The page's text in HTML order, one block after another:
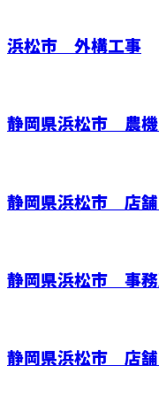
浜松市 外構工事
静岡県浜松市 農
静岡県浜松市 店
静岡県浜松市 事
静岡県浜松市 店舗